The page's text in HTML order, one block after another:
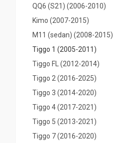
QQ6 (S21) (2006-2010)
Kimo (2007-2015)
M11 (sedan) (2008-2015)
Tiggo 1 (2005-2011)
Tiggo FL (2012-2014)
Tiggo 2 (2016-2025)
Tiggo 3 (2014-2020)
Tiggo 4 (2017-2021)
Tiggo 5 (2013-2021)
Tiggo 7 (2016-2020)